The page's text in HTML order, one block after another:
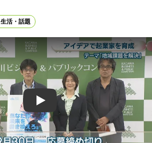
生活・話題
Play